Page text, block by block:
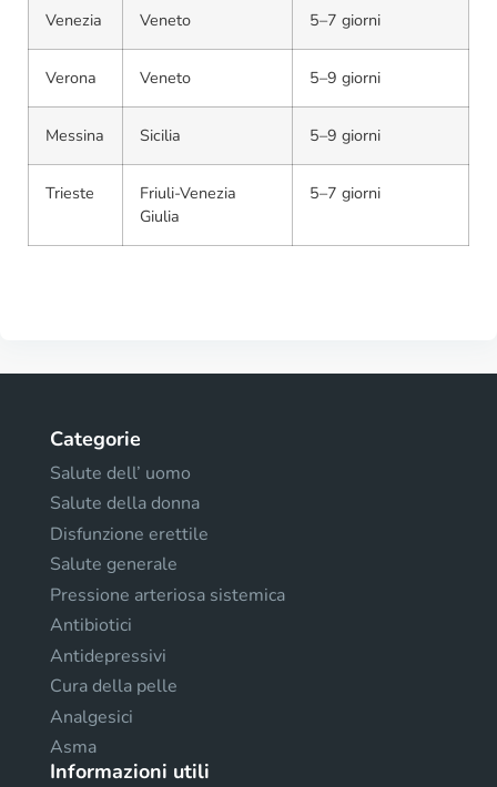
Venezia Veneto 5–7 giorni
Verona Veneto 5–9 giorni
Messina Sicilia 5–9 giorni
Trieste
Friuli-Venezia
Giulia
5–7 giorni
Categorie
Salute dell’ uomo
Salute della donna
Disfunzione erettile
Salute generale
Pressione arteriosa sistemica
Antibiotici
Antidepressivi
Cura della pelle
Analgesici
Asma
Informazioni utili